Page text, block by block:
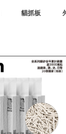
貓抓板